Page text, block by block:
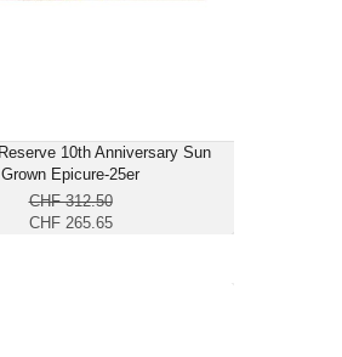
10th Anniversary Sun
Grown Epicure-25er
CHF 312.50
CHF 265.65